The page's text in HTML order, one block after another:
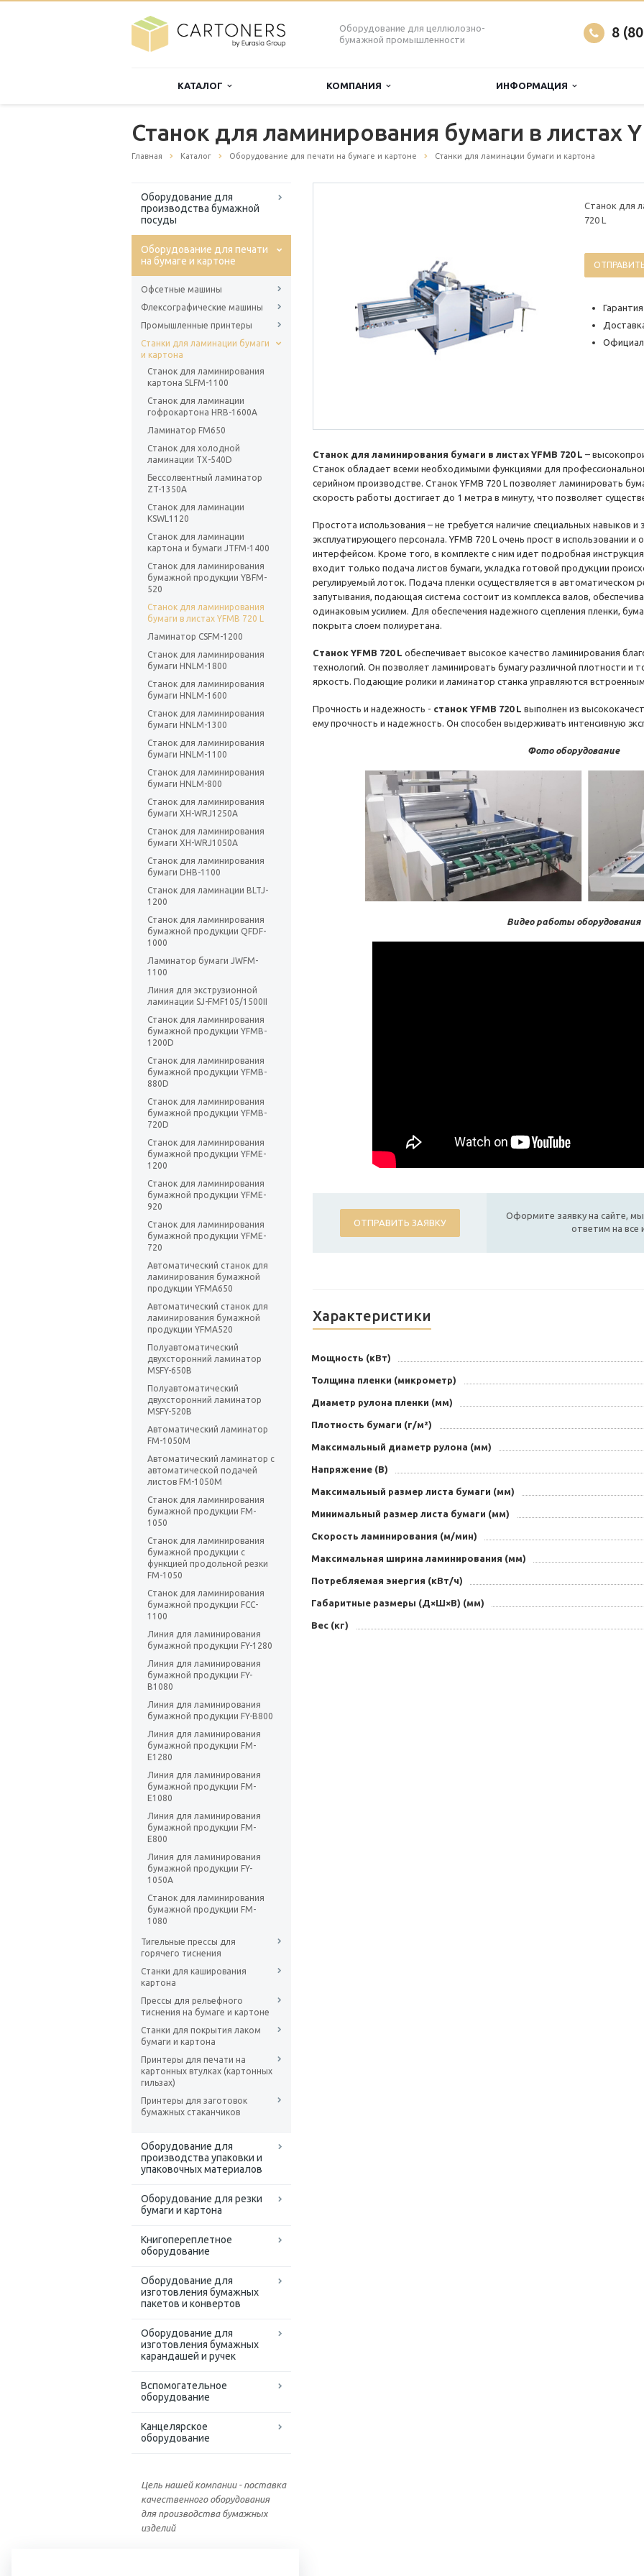
Оборудование для целлюлозно-
бумажной промышленности
8
КАТАЛОГ КОМПАНИЯ ИНФОРМАЦИЯ
Станок для ламинирования бумаги в листах
Главная Каталог Оборудование для печати на бумаге и картоне Станки для ламинации бумаги и картона
Оборудование для
производства бумажной
посуды
Оборудование для печати
на бумаге и картоне
Офсетные машины
Флексографические машины
Промышленные принтеры
Станки для ламинации бумаги
и картона
Станок для ламинирования
картона SLFM-1100
Станок для ламинации
гофрокартона HRB-1600A
Ламинатор FM650
Станок для холодной
ламинации TX-540D
Бессолвентный ламинатор
ZT-1350A
Станок для ламинации
KSWL1120
Станок для ламинации
картона и бумаги JTFM-1400
Станок для ламинирования
бумажной продукции YBFM-
520
Станок для ламинирования
бумаги в листах YFMB 720 L
Ламинатор CSFM-1200
Станок для ламинирования
бумаги HNLM-1800
Станок для ламинирования
бумаги HNLM-1600
Станок для ламинирования
бумаги HNLM-1300
Станок для ламинирования
бумаги HNLM-1100
Станок для ламинирования
бумаги HNLM-800
Станок для ламинирования
бумаги XH-WRJ1250A
Станок для ламинирования
бумаги XH-WRJ1050A
Станок для ламинирования
бумаги DHB-1100
Станок для ламинации BLTJ-
1200
Станок для ламинирования
бумажной продукции QFDF-
1000
Ламинатор бумаги JWFM-
1100
Линия для экструзионной
ламинации SJ-FMF105/1500II
Станок для ламинирования
бумажной продукции YFMB-
1200D
Станок для ламинирования
бумажной продукции YFMB-
880D
Станок для ламинирования
бумажной продукции YFMB-
720D
Станок для ламинирования
бумажной продукции YFME-
1200
Станок для ламинирования
бумажной продукции YFME-
920
Станок для ламинирования
бумажной продукции YFME-
720
Автоматический станок для
ламинирования бумажной
продукции YFMA650
Автоматический станок для
ламинирования бумажной
продукции YFMA520
Полуавтоматический
двухсторонний ламинатор
MSFY-650B
Полуавтоматический
двухсторонний ламинатор
MSFY-520B
Автоматический ламинатор
FM-1050M
Автоматический ламинатор с
автоматической подачей
листов FM-1050M
Станок для ламинирования
бумажной продукции FM-
1050
Станок для ламинирования
бумажной продукции с
функцией продольной резки
FM-1050
Станок для ламинирования
бумажной продукции FCC-
1100
Линия для ламинирования
бумажной продукции FY-1280
Линия для ламинирования
бумажной продукции FY-
B1080
Линия для ламинирования
бумажной продукции FY-B800
Линия для ламинирования
бумажной продукции FM-
E1280
Линия для ламинирования
бумажной продукции FM-
E1080
Линия для ламинирования
бумажной продукции FM-
E800
Линия для ламинирования
бумажной продукции FY-
1050A
Станок для ламинирования
бумажной продукции FM-
1080
Тигельные прессы для
горячего тиснения
Станки для каширования
картона
Прессы для рельефного
тиснения на бумаге и картоне
Станки для покрытия лаком
бумаги и картона
Принтеры для печати на
картонных втулках (картонных
гильзах)
Принтеры для заготовок
бумажных стаканчиков
Оборудование для
производства упаковки и
упаковочных материалов
Оборудование для резки
бумаги и картона
Книгопереплетное
оборудование
Оборудование для
изготовления бумажных
пакетов и конвертов
Оборудование для
изготовления бумажных
карандашей и ручек
Вспомогательное
оборудование
Канцелярское
оборудование
Цель нашей компании - поставка
качественного оборудования
для производства бумажных
изделий
Станок для
720 L
Станок для ламинирования бумаги в листах YFMB 720 L –
Станок обладает всеми необходимыми функциями для
серийном производстве. Станок YFMB 720 L позволяет ламинировать
скорость работы достигает до 1 метра в минуту, что позволяет
Простота использования – не требуется наличие специальных навыков и
эксплуатирующего персонала. YFMB 720 L очень прост в использовании
интерфейсом. Кроме того, в комплекте с ним идет подробная
входит только подача листов бумаги, укладка готовой продукции
регулируемый лоток. Подача пленки осуществляется в автоматическом
запутывания, подающая система состоит из комплекса валов,
одинаковым усилием. Для обеспечения надежного сцепления пленки,
покрыта слоем полиуретана.
Станок YFMB 720 L обеспечивает высокое качество ламинирования
технологий. Он позволяет ламинировать бумагу различной плотности и
яркость. Подающие ролики и ламинатор станка управляются
Прочность и надежность - станок YFMB 720 L выполнен из
ему прочность и надежность. Он способен выдерживать интенсивную
Фото оборудование
Видео работы оборудования
ОТПРАВИТЬ ЗАЯВКУ
Оформите заявку на сайте,
ответим на все
Характеристики
Мощность (кВт)
Толщина пленки (микрометр)
Диаметр рулона пленки (мм)
Плотность бумаги (г/м²)
Максимальный диаметр рулона (мм)
Напряжение (В)
Максимальный размер листа бумаги (мм)
Минимальный размер листа бумаги (мм)
Скорость ламинирования (м/мин)
Максимальная ширина ламинирования (мм)
Потребляемая энергия (кВт/ч)
Габаритные размеры (Д×Ш×В) (мм)
Вес (кг)